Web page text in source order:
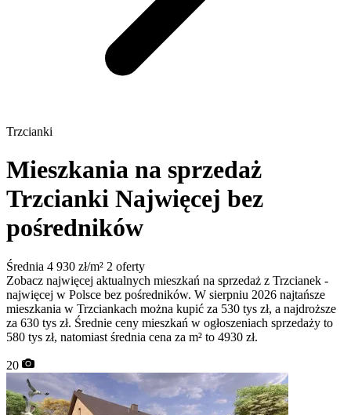
Trzcianki
Mieszkania na sprzedaż
Trzcianki Najwięcej bez
pośredników
Średnia 4 930 zł/m² 2 oferty
Zobacz najwięcej aktualnych mieszkań na sprzedaż z Trzcianek -
najwięcej w Polsce bez pośredników. W sierpniu 2026 najtańsze
mieszkania w Trzciankach można kupić za 530 tys zł, a najdroższe
za 630 tys zł. Średnie ceny mieszkań w ogłoszeniach sprzedaży to
580 tys zł, natomiast średnia cena za m² to 4930 zł.
20